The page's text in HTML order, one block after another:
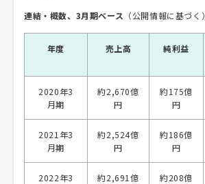
連結・概数、3月期ベース （公開情報に基づく）
年度 売上高 純利益
2020年3
月期
約2,670億
円
約175億
円
2021年3
月期
約2,524億
円
約186億
円
2022年3
約2,691億
約208億